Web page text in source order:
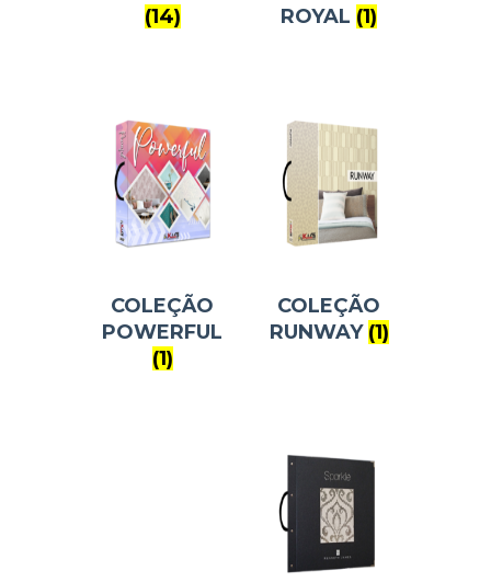
(14)
ROYAL (1)
COLEÇÃO
POWERFUL
(1)
COLEÇÃO
RUNWAY (1)